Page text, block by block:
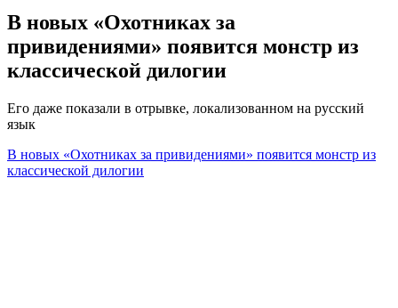
В новых «Охотниках за
привидениями» появится монстр из
классической дилогии
Его даже показали в отрывке, локализованном на русский
язык
В новых «Охотниках за привидениями» появится монстр из
классической дилогии